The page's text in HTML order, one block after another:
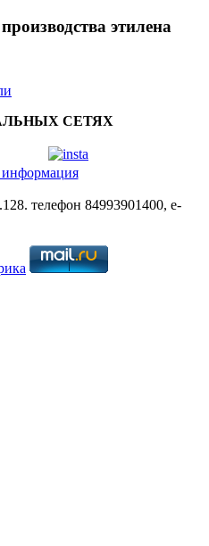
этилена
СЕТЯХ
телефон 84993901400, e-